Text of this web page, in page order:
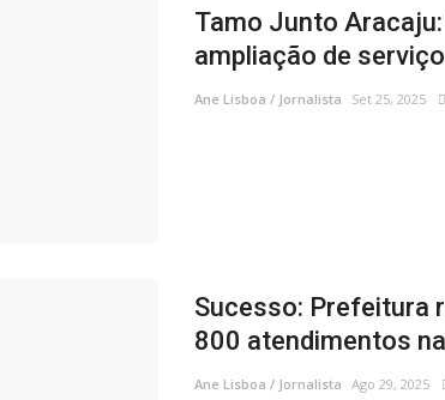
Tamo Junto
ampliação de
Ane Lisboa / Jornalista Set 25, 2025
Sucesso: Prefeitura
800 atendimentos
Ane Lisboa / Jornalista Ago 29, 2025